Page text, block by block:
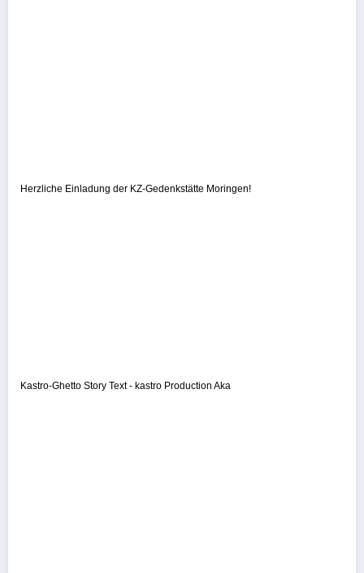
Herzliche Einladung der KZ-Gedenkstätte Moringen!
Kastro-Ghetto Story Text - kastro Production Aka